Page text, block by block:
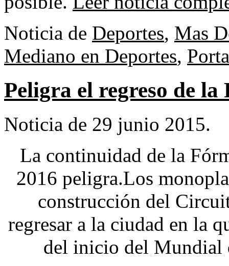
Noticia de Deportes, Mas
Mediano en Deportes,
Peligra el regreso de
Noticia de 29 junio 2015.
La continuidad de la
2016 peligra.Los
construcción del
regresar a la ciudad en la
del inicio del Mundial